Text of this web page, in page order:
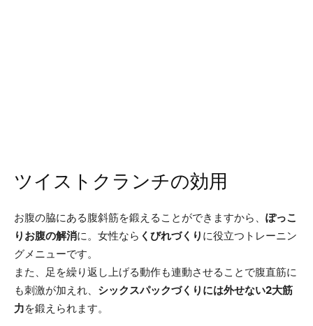
ツイストクランチの効用
お腹の脇にある腹斜筋を鍛えることができますから、 ぽっこ
りお腹の解消に。女性なら くびれづくり に役立つトレーニン
グメニューです。
また、足を繰り返し上げる動作も連動させることで腹直筋に
も刺激が加えれ、 シックスパックづくりには外せない2大筋
力を鍛えられます。